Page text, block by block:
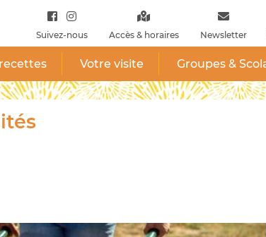
Suivez-nous Accès & horaires Newsletter
Votre visite Groupes &